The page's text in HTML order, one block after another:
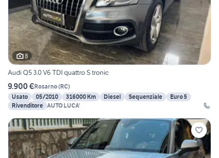
8
Audi Q5 3.0 V6 TDI quattro S tronic
9.900 €Rosarno(RC)
Usato
05/2010 316000 Km Diesel Sequenziale
Euro 5
Rivenditore AUTO LUCA'